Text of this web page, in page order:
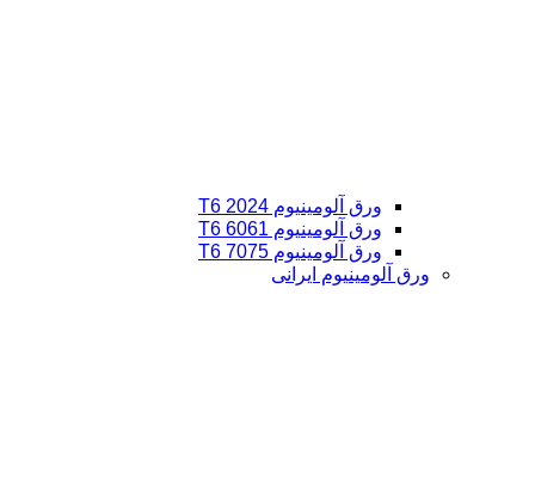
ورق آلومینیوم 2024 T6
ورق آلومینیوم 6061 T6
ورق آلومینیوم 7075 T6
ورق آلومینیوم ایرانی